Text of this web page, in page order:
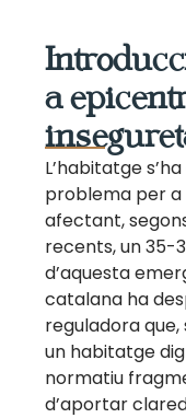
a
L’habitatge
problema per a
afectant,
recents, un 35-
d’aquesta
catalana ha
reguladora
un habitatge
normatiu
d’aportar